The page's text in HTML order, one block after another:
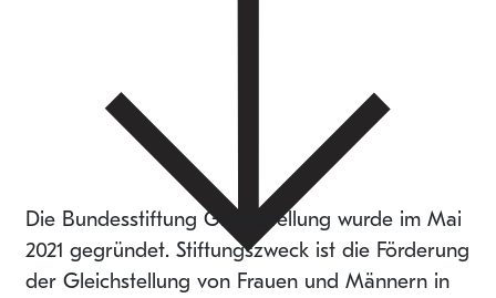
Die Bundesstiftung Gleichstellung wurde im Mai
2021 gegründet. Stiftungszweck ist die Förderung
der Gleichstellung von Frauen und Männern in